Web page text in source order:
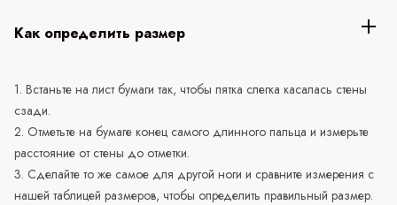
Как определить размер
1. Встаньте на лист бумаги так, чтобы пятка слегка касалась стены
сзади.
2. Отметьте на бумаге конец самого длинного пальца и измерьте
расстояние от стены до отметки.
3. Сделайте то же самое для другой ноги и сравните измерения с
нашей таблицей размеров, чтобы определить правильный размер.